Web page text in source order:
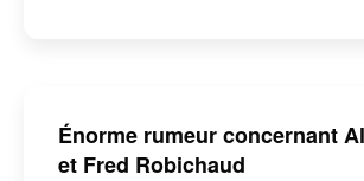
Énorme rumeur concernant
et Fred Robichaud